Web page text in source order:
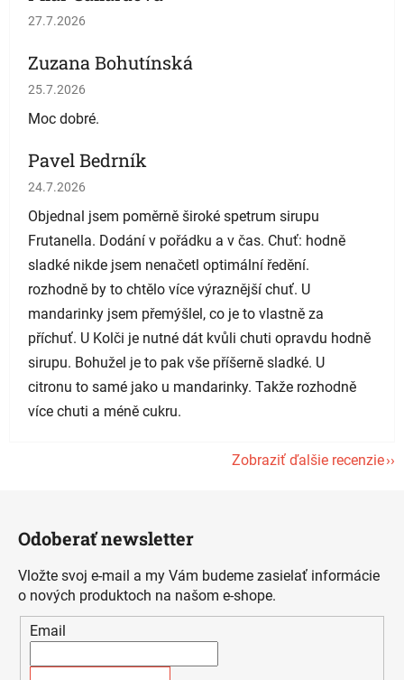
Hodnotenie obchodu je 5 z 5 hviezdičiek.
27.7.2026
Zuzana Bohutínská
Hodnotenie obchodu je 5 z 5 hviezdičiek.
25.7.2026
Moc dobré.
Pavel Bedrník
Hodnotenie obchodu je 5 z 5 hviezdičiek.
24.7.2026
Objednal jsem poměrně široké spetrum sirupu
Frutanella. Dodání v pořádku a v čas. Chuť: hodně
sladké nikde jsem nenačetl optimální ředění.
rozhodně by to chtělo více výraznější chuť. U
mandarinky jsem přemýšlel, co je to vlastně za
příchuť. U Kolči je nutné dát kvůli chuti opravdu hodně
sirupu. Bohužel je to pak vše příšerně sladké. U
citronu to samé jako u mandarinky. Takže rozhodně
více chuti a méně cukru.
Zobraziť ďalšie recenzie
Odoberať newsletter
Vložte svoj e-mail a my Vám budeme zasielať informácie
o nových produktoch na našom e-shope.
Email